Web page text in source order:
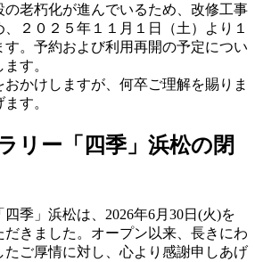
老朽化が進んでいるため、改修工事
２０２５年１１月１日（土）より１
。予約および利用再開の予定につい
す。
かけしますが、何卒ご理解を賜りま
す。
リー「四季」浜松の閉
季」浜松は、2026年6月30日(火)を
だきました。オープン以来、長きにわ
たご厚情に対し、心より感謝申しあげ